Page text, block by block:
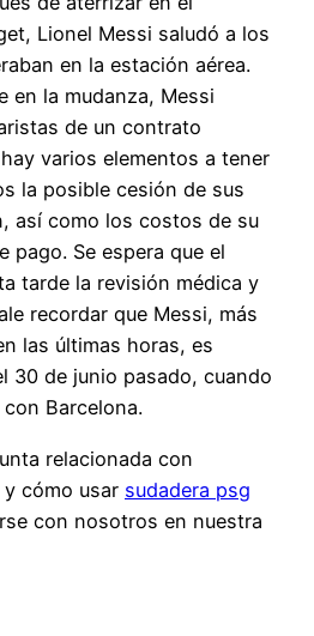
Lionel Messi saludó a los
en la estación aérea.
en la mudanza, Messi
de un contrato
varios elementos a tener
la posible cesión de sus
así como los costos de su
pago. Se espera que el
tarde la revisión médica y
recordar que Messi, más
las últimas horas, es
30 de junio pasado, cuando
Barcelona.
relacionada con
cómo usar sudadera psg
con nosotros en nuestra